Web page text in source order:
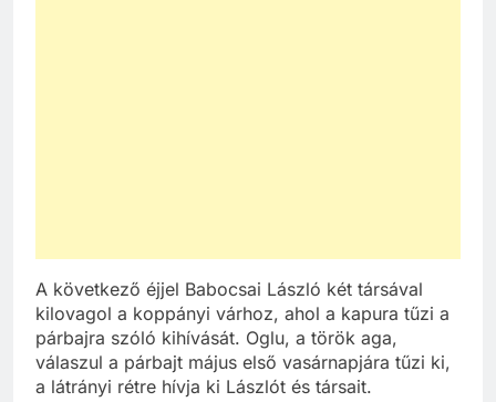
A következő éjjel Babocsai László két társával
kilovagol a koppányi várhoz, ahol a kapura tűzi a
párbajra szóló kihívását. Oglu, a török aga,
válaszul a párbajt május első vasárnapjára tűzi ki,
a látrányi rétre hívja ki Lászlót és társait.